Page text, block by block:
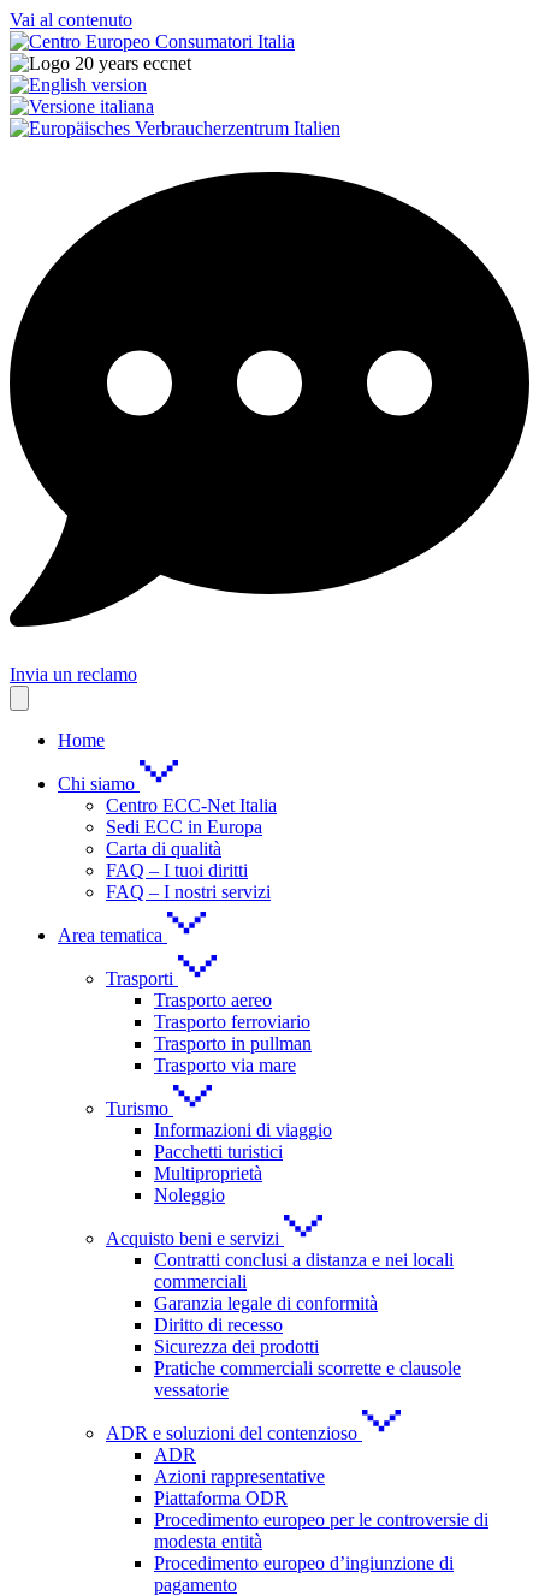
Vai al contenuto
Invia un reclamo
Home
Chi siamo
Centro ECC-Net Italia
Sedi ECC in Europa
Carta di qualità
FAQ – I tuoi diritti
FAQ – I nostri servizi
Area tematica
Trasporti
Trasporto aereo
Trasporto ferroviario
Trasporto in pullman
Trasporto via mare
Turismo
Informazioni di viaggio
Pacchetti turistici
Multiproprietà
Noleggio
Acquisto beni e servizi
Contratti conclusi a distanza e nei locali
commerciali
Garanzia legale di conformità
Diritto di recesso
Sicurezza dei prodotti
Pratiche commerciali scorrette e clausole
vessatorie
ADR e soluzioni del contenzioso
ADR
Azioni rappresentative
Piattaforma ODR
Procedimento europeo per le controversie di
modesta entità
Procedimento europeo d’ingiunzione di
pagamento